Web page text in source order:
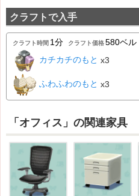
クラフトで入手
クラフト時間 1分 クラフト価格580ベル
カチカチのもと x3
ふわふわのもと x3
「オフィス」の関連家具